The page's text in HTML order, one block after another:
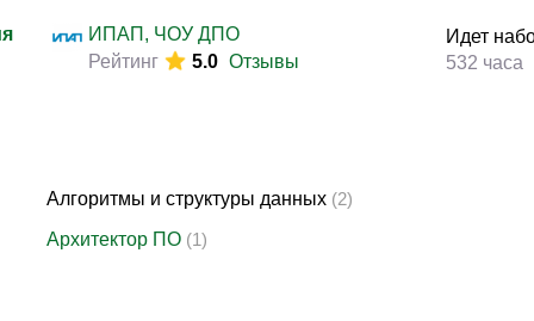
Логистика и снабжение (63)
Тренинги для тренеров (12)
ИПАП, ЧОУ ДПО
Рейтинг
5.0 Отзывы
Идет
532 часа
Алгоритмы и структуры данных (2)
Архитектор ПО (1)